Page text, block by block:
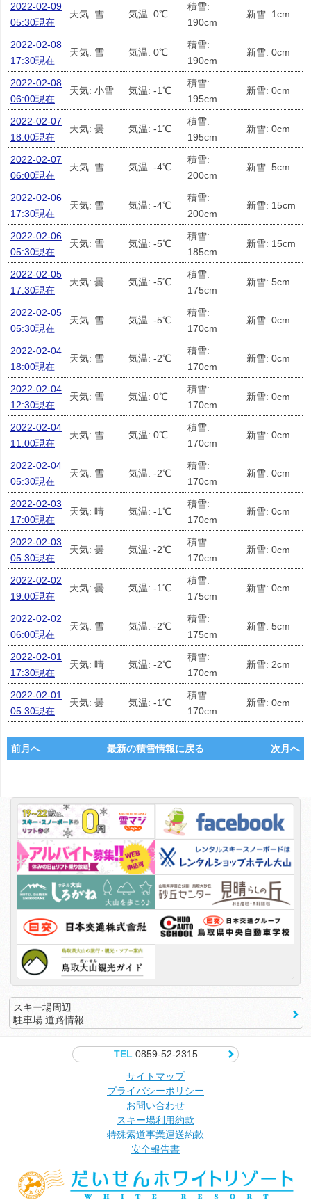
2022-02-09
05:30現在
天気: 雪 気温: 0℃
積雪:
190cm
新雪: 1cm
2022-02-08
17:30現在
天気: 雪 気温: 0℃
積雪:
190cm
新雪: 0cm
2022-02-08
06:00現在
天気: 小雪 気温: -1℃
積雪:
195cm
新雪: 0cm
2022-02-07
18:00現在
天気: 曇 気温: -1℃
積雪:
195cm
新雪: 0cm
2022-02-07
06:00現在
天気: 雪 気温: -4℃
積雪:
200cm
新雪: 5cm
2022-02-06
17:30現在
天気: 雪 気温: -4℃
積雪:
200cm
新雪: 15cm
2022-02-06
05:30現在
天気: 雪 気温: -5℃
積雪:
185cm
新雪: 15cm
2022-02-05
17:30現在
天気: 曇 気温: -5℃
積雪:
175cm
新雪: 5cm
2022-02-05
05:30現在
天気: 雪 気温: -5℃
積雪:
170cm
新雪: 0cm
2022-02-04
18:00現在
天気: 雪 気温: -2℃
積雪:
170cm
新雪: 0cm
2022-02-04
12:30現在
天気: 雪 気温: 0℃
積雪:
170cm
新雪: 0cm
2022-02-04
11:00現在
天気: 雪 気温: 0℃
積雪:
170cm
新雪: 0cm
2022-02-04
05:30現在
天気: 雪 気温: -2℃
積雪:
170cm
新雪: 0cm
2022-02-03
17:00現在
天気: 晴 気温: -1℃
積雪:
170cm
新雪: 0cm
2022-02-03
05:30現在
天気: 曇 気温: -2℃
積雪:
170cm
新雪: 0cm
2022-02-02
19:00現在
天気: 曇 気温: -1℃
積雪:
175cm
新雪: 0cm
2022-02-02
06:00現在
天気: 雪 気温: -2℃
積雪:
175cm
新雪: 5cm
2022-02-01
17:30現在
天気: 晴 気温: -2℃
積雪:
170cm
新雪: 2cm
2022-02-01
05:30現在
天気: 曇 気温: -1℃
積雪:
170cm
新雪: 0cm
前月へ 最新の積雪情報に戻る 次月へ
スキー場周辺
駐車場 道路情報
TEL0859-52-2315
サイトマップ
プライバシーポリシー
お問い合わせ
スキー場利用約款
特殊索道事業運送約款
安全報告書